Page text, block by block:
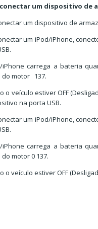
um dispositivo de
um dispositivo de
um iPod/iPhone,
iPhone carrega a bateria
do motor 137.
o veículo estiver OFF
na porta USB.
um iPod/iPhone,
iPhone carrega a bateria
motor 0 137.
o veículo estiver OFF